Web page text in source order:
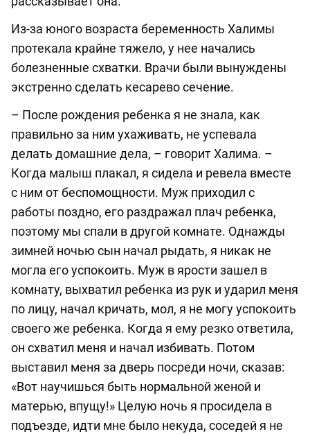
Из-за юного возраста беременность Халимы
протекала крайне тяжело, у нее начались
болезненные схватки. Врачи были вынуждены
экстренно сделать кесарево сечение.
– После рождения ребенка я не знала, как
правильно за ним ухаживать, не успевала
делать домашние дела, – говорит Халима. –
Когда малыш плакал, я сидела и ревела вместе
с ним от беспомощности. Муж приходил с
работы поздно, его раздражал плач ребенка,
поэтому мы спали в другой комнате. Однажды
зимней ночью сын начал рыдать, я никак не
могла его успокоить. Муж в ярости зашел в
комнату, выхватил ребенка из рук и ударил меня
по лицу, начал кричать, мол, я не могу успокоить
своего же ребенка. Когда я ему резко ответила,
он схватил меня и начал избивать. Потом
выставил меня за дверь посреди ночи, сказав:
«Вот научишься быть нормальной женой и
матерью, впущу!» Целую ночь я просидела в
подъезде, идти мне было некуда, соседей я не